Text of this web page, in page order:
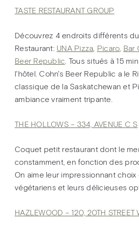
TASTE RESTAURANT GROUP
Découvrez 4 endroits différents
Restaurant: UNA Pizza, Picaro, Bar
Beer Republic. Tous situés à 15
l'hôtel. Cohn's Beer Republic a le
classique de la Saskatchewan et
ambiance vraiment tripante.
THE HOLLOWS – 334, AVENUE C S
Coquet petit restaurant dont le
constamment, en fonction des
On aime leur impressionnant choix
végétariens et leurs délicieuses
HAZLEWOOD – 120, 20TH STREET